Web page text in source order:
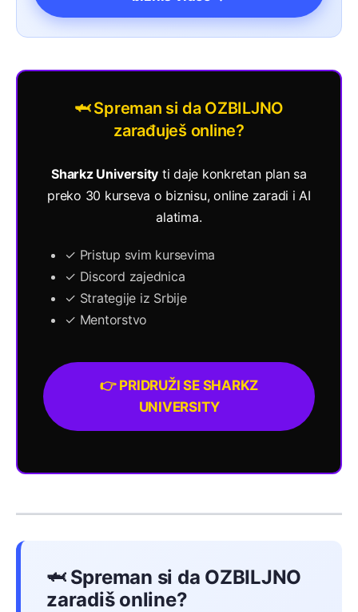
🦈 Spreman si da OZBILJNO
zarađuješ online?
Sharkz University ti daje konkretan plan sa
preko 30 kurseva o biznisu, online zaradi i AI
alatima.
✓ Pristup svim kursevima
✓ Discord zajednica
✓ Strategije iz Srbije
✓ Mentorstvo
👉 PRIDRUŽI SE SHARKZ
UNIVERSITY
🦈 Spreman si da OZBILJNO
zaradiš online?